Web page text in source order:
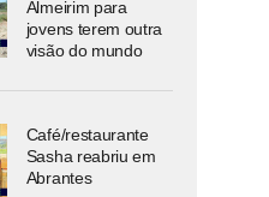
Almeirim para
jovens terem outra
visão do mundo
Café/restaurante
Sasha reabriu em
Abrantes